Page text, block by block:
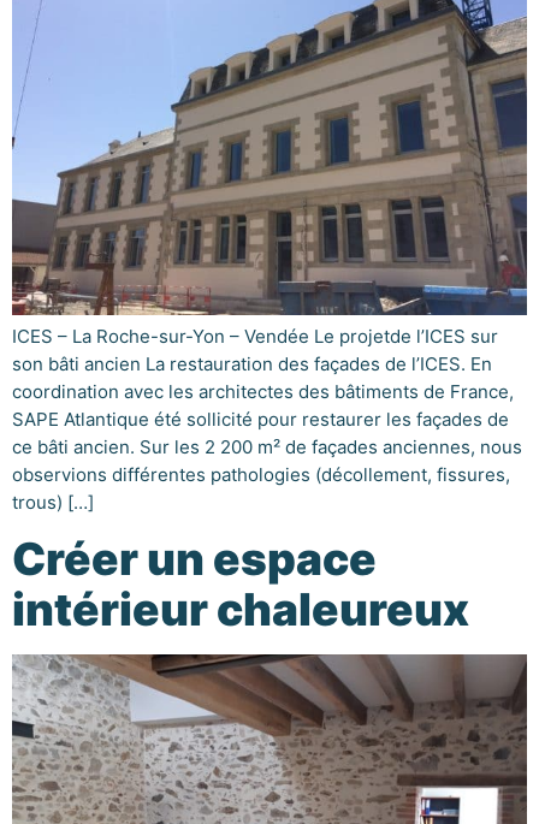
ICES – La Roche-sur-Yon – Vendée Le projetde l’ICES sur
son bâti ancien La restauration des façades de l’ICES. En
coordination avec les architectes des bâtiments de France,
SAPE Atlantique été sollicité pour restaurer les façades de
ce bâti ancien. Sur les 2 200 m² de façades anciennes, nous
observions différentes pathologies (décollement, fissures,
trous) […]
Créer un espace
intérieur chaleureux